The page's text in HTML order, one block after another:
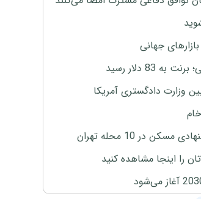
جهانی
83 دلار رسید
در 10 محله تهران
را اینجا مشاهده کنید